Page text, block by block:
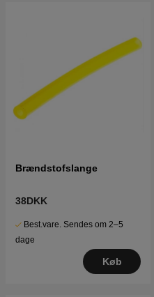
Brændstofslange
38DKK
Best.vare. Sendes om 2–5
dage
Køb